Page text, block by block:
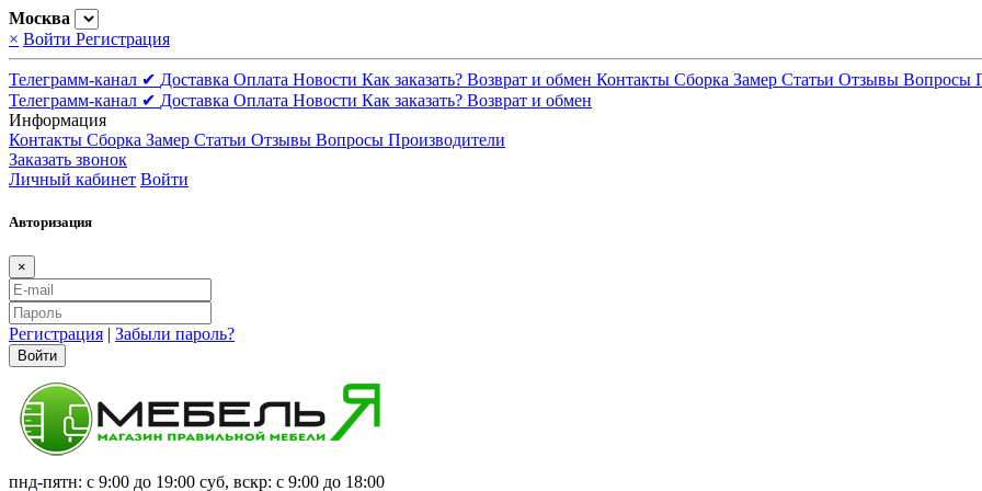
Москва
× Войти Регистрация
Телеграмм-канал ✔ Доставка Оплата Новости Как заказать? Возврат и обмен Контакты Сборка Замер Статьи Отзывы Вопросы
Телеграмм-канал ✔ Доставка Оплата Новости Как заказать? Возврат и обмен
Информация
Контакты Сборка Замер Статьи Отзывы Вопросы Производители
Заказать звонок
Личный кабинет Войти
Авторизация
×
Регистрация | Забыли пароль?
Войти
пнд-пятн: с 9:00 до 19:00 суб, вскр: с 9:00 до 18:00